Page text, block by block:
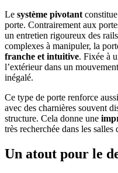
Le système pivotant
porte. Contrairement aux
un entretien rigoureux des
complexes à manipuler, la
franche et intuitive. Fixée à
l’extérieur dans un
inégalé.
Ce type de porte renforce
avec des charnières souvent
structure. Cela donne une
très recherchée dans les
Un atout pour le